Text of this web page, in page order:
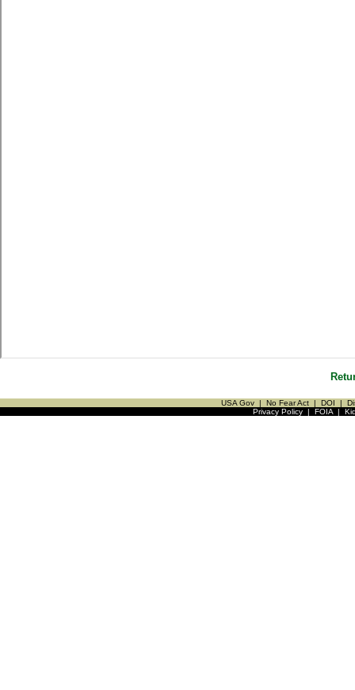
USA Gov | No Fear Act | DOI |
Privacy Policy| FOIA|